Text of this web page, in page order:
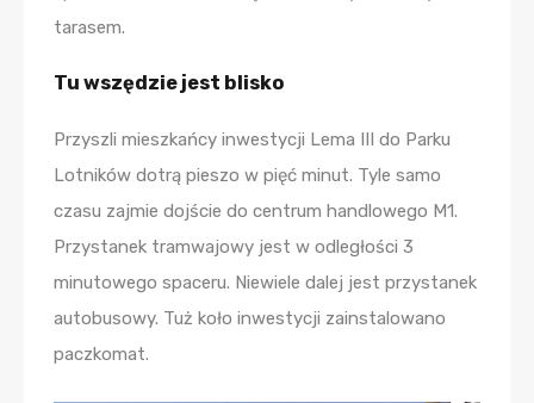
tarasem.
Tu wszędzie jest blisko
Przyszli mieszkańcy inwestycji Lema III do Parku
Lotników dotrą pieszo w pięć minut. Tyle samo
czasu zajmie dojście do centrum handlowego M1.
Przystanek tramwajowy jest w odległości 3
minutowego spaceru. Niewiele dalej jest przystanek
autobusowy. Tuż koło inwestycji zainstalowano
paczkomat.